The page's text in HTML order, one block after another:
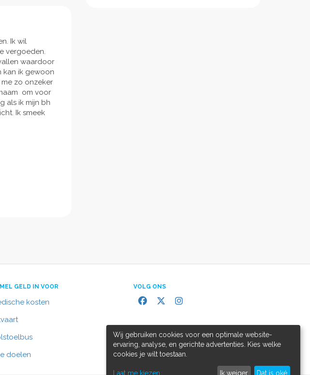
Ik wil
vergoeden.
waardoor
kan ik gewoon
zo onzeker
om voor
als ik mijn bh
Ik smeek
GELD IN VOOR
kosten
doelen
VOLG ONS
Wij gebruiken cookies voor een optimale website-
ervaring, analyse, en gerichte advertenties. Kies welke
cookies je wilt toestaan.
Laat me kiezen Ik weiger Dat is oké